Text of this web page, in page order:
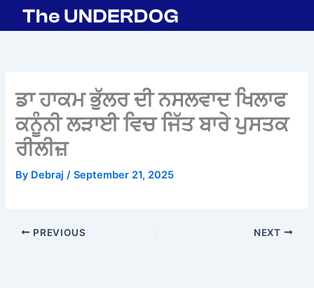
ਡਾ ਹਾਕਮ ਭੁੱਲਰ ਦੀ ਨਸਲਵਾਦ ਖਿਲਾਫ
ਕਨੂੰਨੀ ਲੜਾਈ ਵਿਚ ਜਿੱਤ ਬਾਰੇ ਪੁਸਤਕ
ਰੀਲੀਜ਼
By Debraj/September 21, 2025
PREVIOUS NEXT